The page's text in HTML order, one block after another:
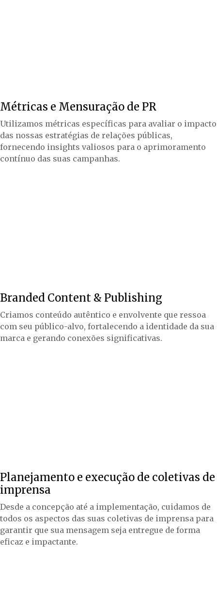
Métricas e Mensuração de PR
Utilizamos métricas específicas para avaliar o impacto
das nossas estratégias de relações públicas,
fornecendo insights valiosos para o aprimoramento
contínuo das suas campanhas.
Branded Content & Publishing
Criamos conteúdo autêntico e envolvente que ressoa
com seu público-alvo, fortalecendo a identidade da sua
marca e gerando conexões significativas.
Planejamento e execução de coletivas de
imprensa
Desde a concepção até a implementação, cuidamos de
todos os aspectos das suas coletivas de imprensa para
garantir que sua mensagem seja entregue de forma
eficaz e impactante.